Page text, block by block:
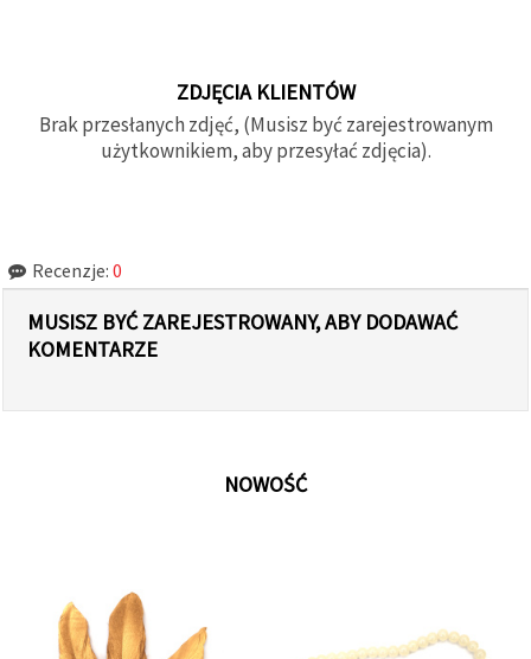
ZDJĘCIA KLIENTÓW
Brak przesłanych zdjęć, (Musisz być zarejestrowanym
użytkownikiem, aby przesyłać zdjęcia).
Recenzje: 0
MUSISZ BYĆ ZAREJESTROWANY, ABY DODAWAĆ
KOMENTARZE
NOWOŚĆ